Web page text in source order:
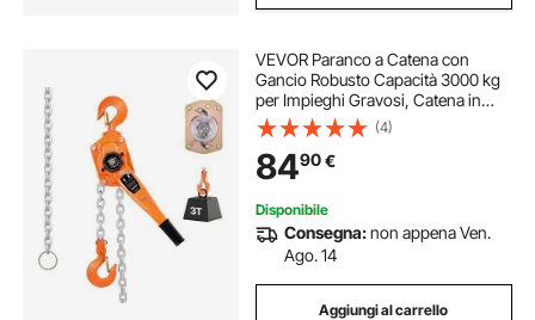
VEVOR Paranco a Catena con
Gancio Robusto Capacità 3000 kg
per Impieghi Gravosi, Catena in
Lega di Acciaio G80 con
Sollevamento 6 m e Freno
Meccanico a Doppio Nottolino,
Ganci Rotanti, per Magazzino
(4)
8490€
Disponibile
Consegna:non appena Ven.
Ago. 14
Aggiungi al carrello